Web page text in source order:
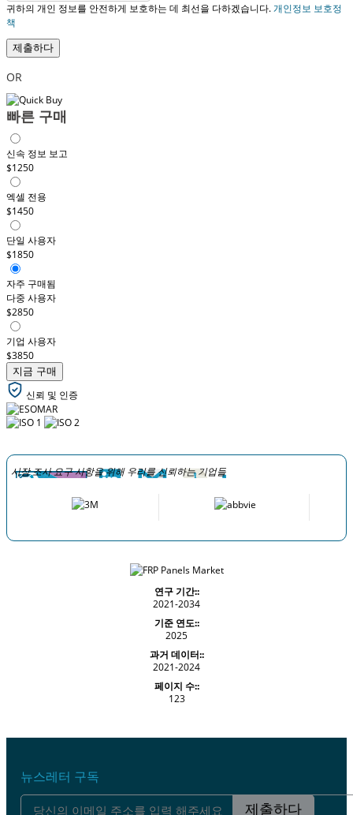
귀하의 개인 정보를 안전하게 보호하는 데 최선을 다하겠습니다.개인정보 보호정
책
제출하다
OR
빠른 구매
신속 정보 보고
$1250
엑셀 전용
$1450
단일 사용자
$1850
자주 구매됨
다중 사용자
$2850
기업 사용자
$3850
지금 구매
신뢰 및 인증
시장 조사 요구 사항을 위해 우리를 신뢰하는 기업들
연구 기간::
2021-2034
기준 연도::
2025
과거 데이터::
2021-2024
페이지 수::
123
뉴스레터 구독
제출하다